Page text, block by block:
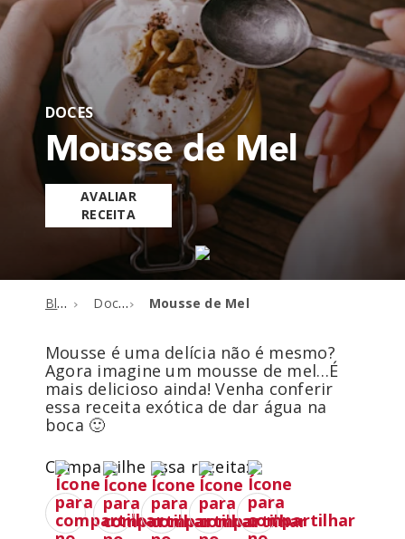
DOCES
Mousse de Mel
AVALIAR
RECEITA
Blog Doces Mousse de Mel
Mousse é uma delícia não é mesmo?
Agora imagine um mousse de mel…É
mais delicioso ainda! Venha conferir
essa receita exótica de dar água na
boca 🙂
Compartilhe essa receita: